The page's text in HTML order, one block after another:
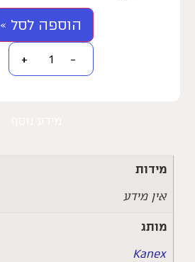
הוספה לסל »
−
+
מידות
אין מידע
מותג
Kanex